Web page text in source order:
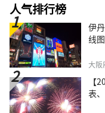
人气排行榜
伊
线
大阪
【
表